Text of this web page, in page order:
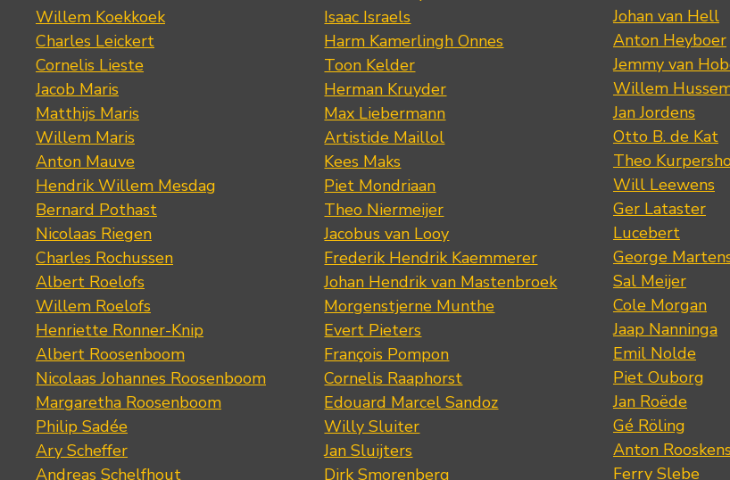
Willem Koekkoek
Charles Leickert
Cornelis Lieste
Jacob Maris
Matthijs Maris
Willem Maris
Anton Mauve
Hendrik Willem Mesdag
Bernard Pothast
Nicolaas Riegen
Charles Rochussen
Albert Roelofs
Willem Roelofs
Henriette Ronner-Knip
Albert Roosenboom
Nicolaas Johannes Roosenboom
Margaretha Roosenboom
Philip Sadée
Ary Scheffer
Andreas Schelfhout
Isaac Israels
Harm Kamerlingh Onnes
Toon Kelder
Herman Kruyder
Max Liebermann
Artistide Maillol
Kees Maks
Piet Mondriaan
Theo Niermeijer
Jacobus van Looy
Frederik Hendrik Kaemmerer
Johan Hendrik van Mastenbroek
Morgenstjerne Munthe
Evert Pieters
François Pompon
Cornelis Raaphorst
Edouard Marcel Sandoz
Willy Sluiter
Jan Sluijters
Dirk Smorenberg
Johan van Hell
Anton Heyboer
Jemmy van
Willem
Jan Jordens
Otto B. de Kat
Theo
Will Leewens
Ger Lataster
Lucebert
George
Sal Meijer
Cole Morgan
Jaap Nanninga
Emil Nolde
Piet Ouborg
Jan Roëde
Gé Röling
Anton Rooskens
Ferry Slebe